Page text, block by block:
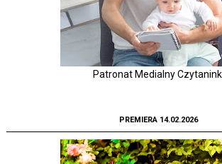
Patronat Medialny
PREMIERA 14.02.2026